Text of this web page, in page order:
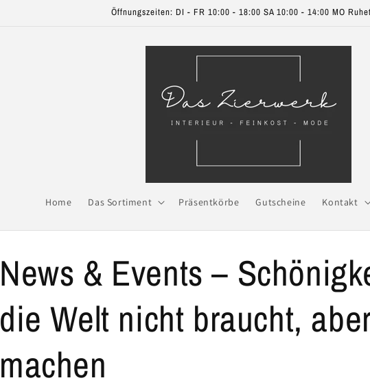
Öffnungszeiten: DI - FR 10:00 - 18:00 SA 10:00 - 14:00 MO
Home Das Sortiment Präsentkörbe Gutscheine Kontakt
News & Events –
die Welt nicht braucht,
machen